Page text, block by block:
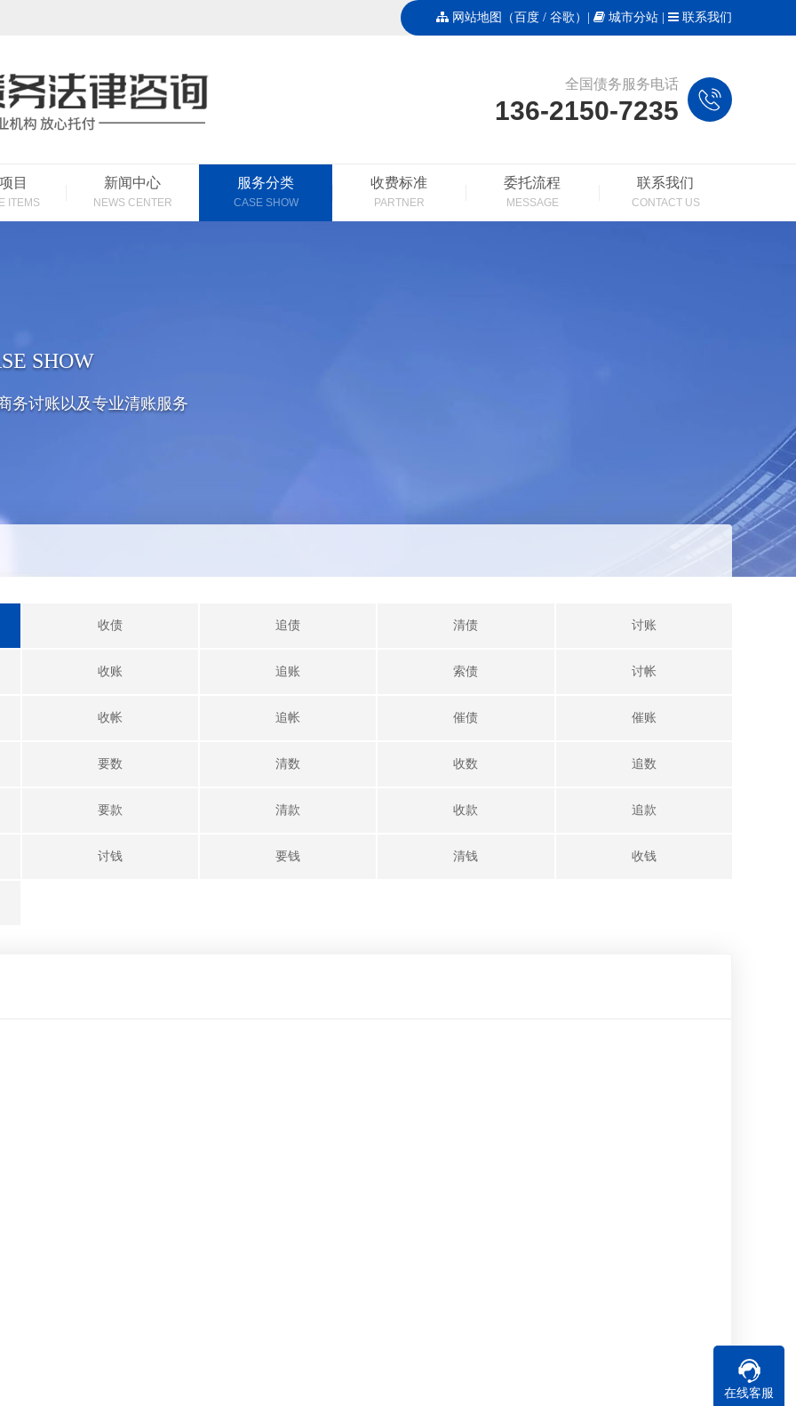
网站地图 （百度 / 谷歌 ）| 城市分站 联系我们
全国债务服务电话
136-2150-7235
目
ITEMS
新闻中心
NEWS CENTER
服务分类
CASE SHOW
收费标准
PARTNER
委托流程
MESSAGE
联系我们
CONTACT US
SHOW
务讨账以及专业清账服务
收债 追债 清债 讨账
收账 追账 索债 讨帐
收帐 追帐 催债 催账
要数 清数 收数 追数
要款 清款 收款 追款
讨钱 要钱 清钱 收钱
在线客服